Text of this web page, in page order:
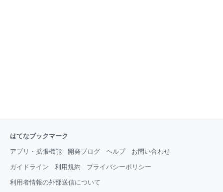
はてなブックマーク
アプリ・拡張機能 開発ブログ ヘルプ お問い合わせ
ガイドライン 利用規約 プライバシーポリシー
利用者情報の外部送信について